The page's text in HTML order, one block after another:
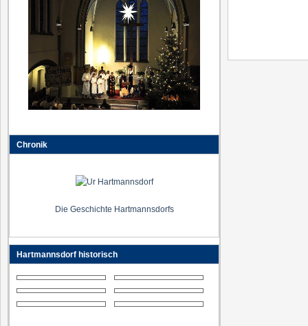
Chronik
Die Geschichte Hartmannsdorfs
Hartmannsdorf historisch